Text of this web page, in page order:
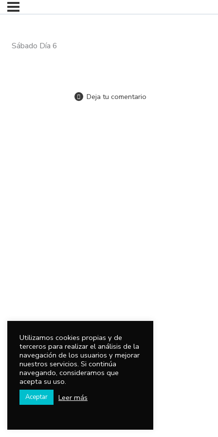
Sábado Día 6
Deja tu comentario
Utilizamos cookies propias y de
terceros para realizar el análisis de la
navegación de los usuarios y mejorar
nuestros servicios. Si continúa
navegando, consideramos que
acepta su uso.
Aceptar Leer más